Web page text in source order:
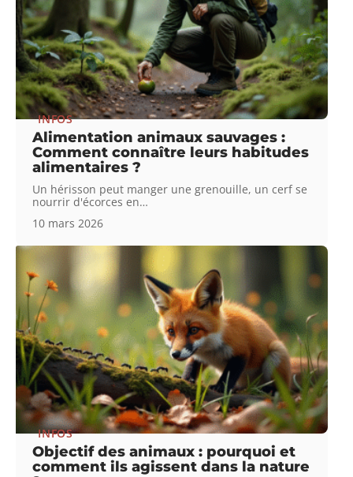
INFOS
Alimentation animaux sauvages :
Comment connaître leurs habitudes
alimentaires ?
Un hérisson peut manger une grenouille, un cerf se
nourrir d'écorces en…
10 mars 2026
INFOS
Objectif des animaux : pourquoi et
comment ils agissent dans la nature